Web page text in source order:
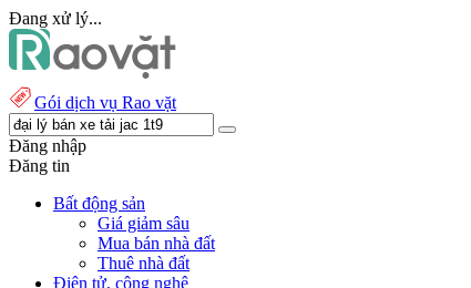
Đang xử lý...
Gói dịch vụ Rao vặt
Đăng nhập
Đăng tin
Bất động sản
Giá giảm sâu
Mua bán nhà đất
Thuê nhà đất
Điện tử, công nghệ